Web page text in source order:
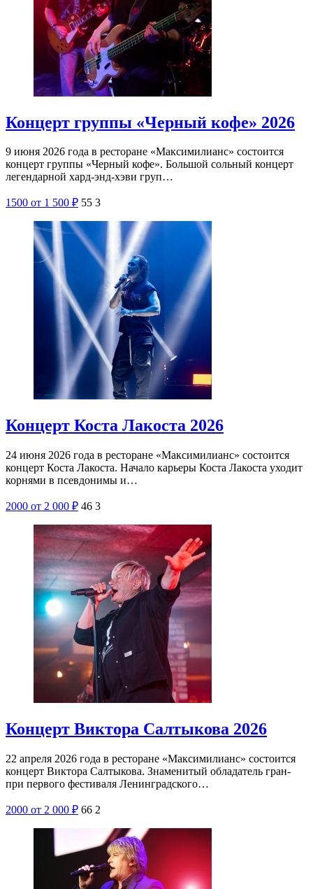
Концерт группы «Черный кофе» 2026
9 июня 2026 года в ресторане «Максимилианс» состоится
концерт группы «Черный кофе». Большой сольный концерт
легендарной хард-энд-хэви груп…
1500 от 1 500 ₽ 55 3
Концерт Коста Лакоста 2026
24 июня 2026 года в ресторане «Максимилианс» состоится
концерт Коста Лакоста. Начало карьеры Коста Лакоста уходит
корнями в псевдонимы и…
2000 от 2 000 ₽ 46 3
Концерт Виктора Салтыкова 2026
22 апреля 2026 года в ресторане «Максимилианс» состоится
концерт Виктора Салтыкова. Знаменитый обладатель гран-
при первого фестиваля Ленинградского…
2000 от 2 000 ₽ 66 2